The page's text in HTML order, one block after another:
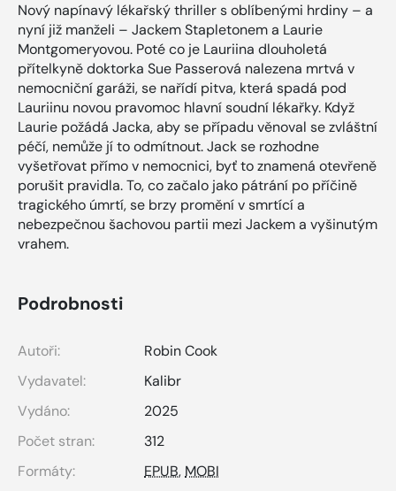
Nový napínavý lékařský thriller s oblíbenými hrdiny – a
nyní již manželi – Jackem Stapletonem a Laurie
Montgomeryovou. Poté co je Lauriina dlouholetá
přítelkyně doktorka Sue Passerová nalezena mrtvá v
nemocniční garáži, se nařídí pitva, která spadá pod
Lauriinu novou pravomoc hlavní soudní lékařky. Když
Laurie požádá Jacka, aby se případu věnoval se zvláštní
péčí, nemůže jí to odmítnout. Jack se rozhodne
vyšetřovat přímo v nemocnici, byť to znamená otevřeně
porušit pravidla. To, co začalo jako pátrání po příčině
tragického úmrtí, se brzy promění v smrtící a
nebezpečnou šachovou partii mezi Jackem a vyšinutým
vrahem.
Podrobnosti
Autoři:
Robin Cook
Vydavatel:
Kalibr
Vydáno:
2025
Počet stran:
312
Formáty:
EPUB, MOBI